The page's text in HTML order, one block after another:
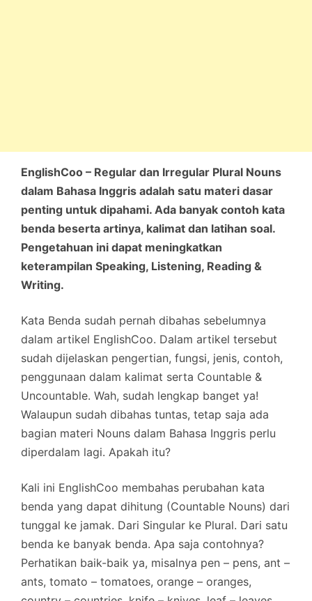
EnglishCoo – Regular dan Irregular Plural Nouns
dalam Bahasa Inggris adalah satu materi dasar
penting untuk dipahami. Ada banyak contoh kata
benda beserta artinya, kalimat dan latihan soal.
Pengetahuan ini dapat meningkatkan
keterampilan Speaking, Listening, Reading &
Writing.
Kata Benda sudah pernah dibahas sebelumnya
dalam artikel EnglishCoo. Dalam artikel tersebut
sudah dijelaskan pengertian, fungsi, jenis, contoh,
penggunaan dalam kalimat serta Countable &
Uncountable. Wah, sudah lengkap banget ya!
Walaupun sudah dibahas tuntas, tetap saja ada
bagian materi Nouns dalam Bahasa Inggris perlu
diperdalam lagi. Apakah itu?
Kali ini EnglishCoo membahas perubahan kata
benda yang dapat dihitung (Countable Nouns) dari
tunggal ke jamak. Dari Singular ke Plural. Dari satu
benda ke banyak benda. Apa saja contohnya?
Perhatikan baik-baik ya, misalnya pen – pens, ant –
ants, tomato – tomatoes, orange – oranges,